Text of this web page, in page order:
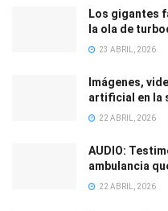
Los gigantes
la ola de
23 ABRIL, 2026
Imágenes,
artificial en la
22 ABRIL, 2026
AUDIO:
ambulancia
22 ABRIL, 2026